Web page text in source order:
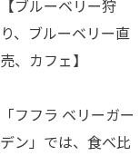
【ブルーベリー狩
り、ブルーベリー直
売、カフェ】
「フフラ ベリーガー
デン」では、食べ比